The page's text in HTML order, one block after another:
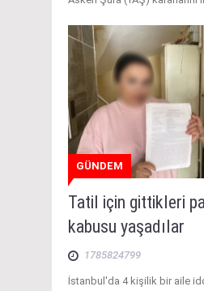
GÜNDEM
Tatil için gittikleri
kabusu yaşadılar
1785824799
İstanbul'da 4 kişilik bir aile